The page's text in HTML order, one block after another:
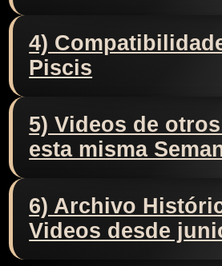
4)
Piscis
5) Videos de
esta misma
6) Archivo
Videos desde